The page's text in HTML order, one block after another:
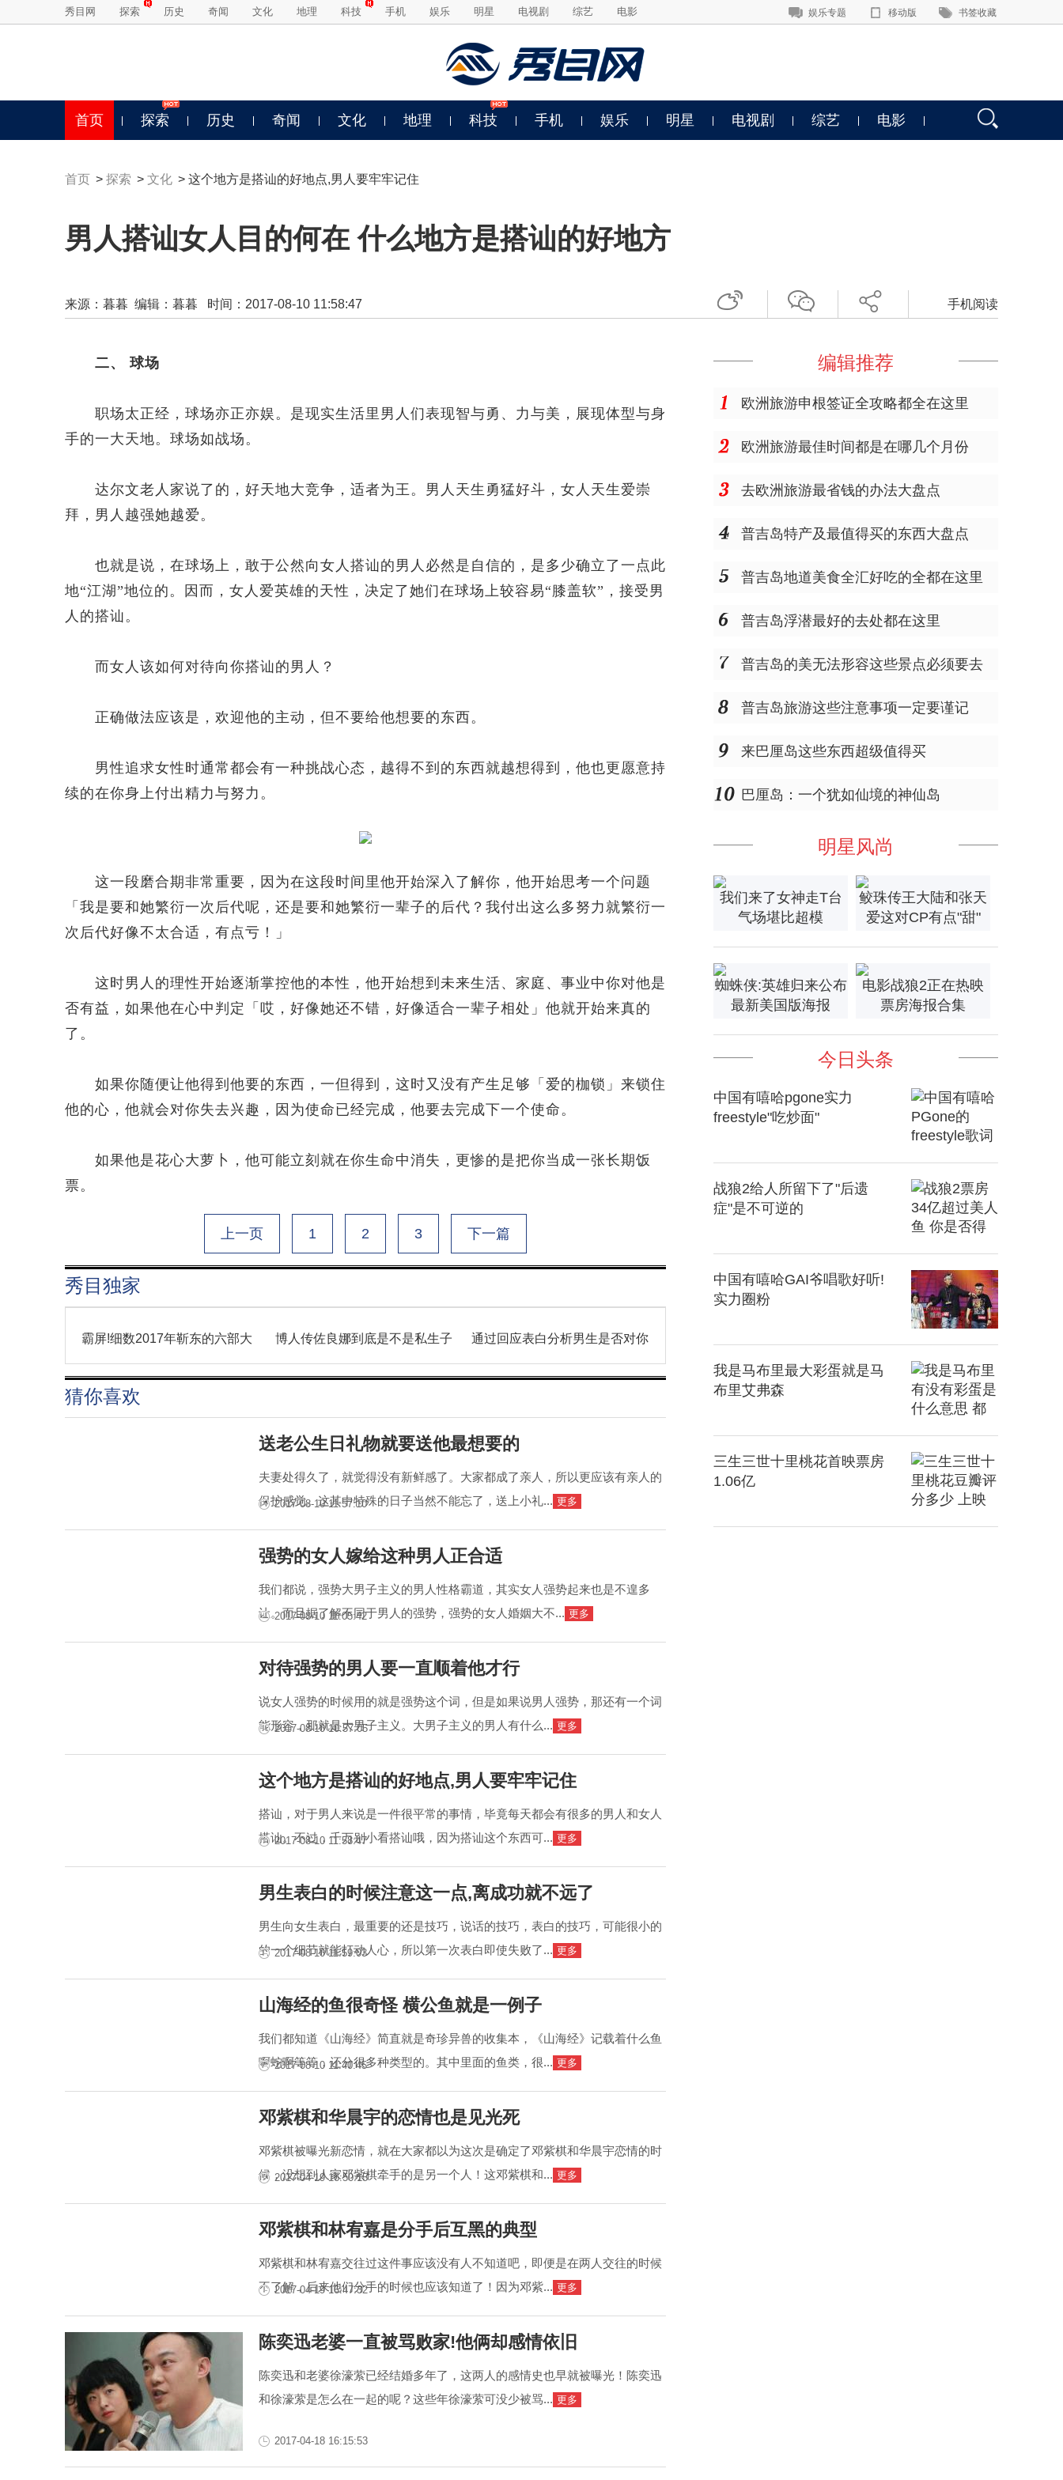
秀目网 探索 历史 奇闻 文化 地理 科技 手机 娱乐 明星 电视剧 综艺 电影 娱乐专题 移动版 书签收藏
首页 探索 历史 奇闻 文化 地理 科技 手机 娱乐 明星 电视剧 综艺 电影
首页 > 探索 > 文化 > 这个地方是搭讪的好地点,男人要牢牢记住
男人搭讪女人目的何在 什么地方是搭讪的好地方
来源： 暮暮 编辑：暮暮 时间：2017-08-10 11:58:47 手机阅读
二、 球场
职场太正经，球场亦正亦娱。是现实生活里男人们表现智与勇、力与美，展现体型与身
手的一大天地。球场如战场。
达尔文老人家说了的，好天地大竞争，适者为王。男人天生勇猛好斗，女人天生爱崇
拜，男人越强她越爱。
也就是说，在球场上，敢于公然向女人搭讪的男人必然是自信的，是多少确立了一点此
地“江湖”地位的。因而，女人爱英雄的天性，决定了她们在球场上较容易“膝盖软”，接受男
人的搭讪。
而女人该如何对待向你搭讪的男人？
正确做法应该是，欢迎他的主动，但不要给他想要的东西。
男性追求女性时通常都会有一种挑战心态，越得不到的东西就越想得到，他也更愿意持
续的在你身上付出精力与努力。
这一段磨合期非常重要，因为在这段时间里他开始深入了解你，他开始思考一个问题
「我是要和她繁衍一次后代呢，还是要和她繁衍一辈子的后代？我付出这么多努力就繁衍一
次后代好像不太合适，有点亏！」
这时男人的理性开始逐渐掌控他的本性，他开始想到未来生活、家庭、事业中你对他是
否有益，如果他在心中判定「哎，好像她还不错，好像适合一辈子相处」他就开始来真的
了。
如果你随便让他得到他要的东西，一但得到，这时又没有产生足够「爱的枷锁」来锁住
他的心，他就会对你失去兴趣，因为使命已经完成，他要去完成下一个使命。
如果他是花心大萝卜，他可能立刻就在你生命中消失，更惨的是把你当成一张长期饭
票。
上一页 1 2 3 下一篇
秀目独家
霸屏!细数2017年靳东的六部大 博人传佐良娜到底是不是私生子 通过回应表白分析男生是否对你
猜你喜欢
送老公生日礼物就要送他最想要的
夫妻处得久了，就觉得没有新鲜感了。大家都成了亲人，所以更应该有亲人的
保护感觉。这其中特殊的日子当然不能忘了，送上小礼... 更多
2017-08-10 11:57:10
强势的女人嫁给这种男人正合适
我们都说，强势大男子主义的男人性格霸道，其实女人强势起来也是不遑多
让。而且据了解不同于男人的强势，强势的女人婚姻大不... 更多
2017-08-10 11:05:42
对待强势的男人要一直顺着他才行
说女人强势的时候用的就是强势这个词，但是如果说男人强势，那还有一个词
能形容，那就是大男子主义。大男子主义的男人有什么... 更多
2017-08-10 10:57:05
这个地方是搭讪的好地点,男人要牢牢记住
搭讪，对于男人来说是一件很平常的事情，毕竟每天都会有很多的男人和女人
搭讪。不过，千万别小看搭讪哦，因为搭讪这个东西可... 更多
2017-08-10 11:58:47
男生表白的时候注意这一点,离成功就不远了
男生向女生表白，最重要的还是技巧，说话的技巧，表白的技巧，可能很小的
的一个细节就能打动人心，所以第一次表白即使失败了... 更多
2017-08-10 11:59:03
山海经的鱼很奇怪 横公鱼就是一例子
我们都知道《山海经》简直就是奇珍异兽的收集本，《山海经》记载着什么鱼
啊蛇啊等等，还分很多种类型的。其中里面的鱼类，很... 更多
2017-08-10 11:40:45
邓紫棋和华晨宇的恋情也是见光死
邓紫棋被曝光新恋情，就在大家都以为这次是确定了邓紫棋和华晨宇恋情的时
候，没想到人家邓紫棋牵手的是另一个人！这邓紫棋和... 更多
2017-04-19 16:50:15
邓紫棋和林宥嘉是分手后互黑的典型
邓紫棋和林宥嘉交往过这件事应该没有人不知道吧，即便是在两人交往的时候
不了解，后来他们分手的时候也应该知道了！因为邓紫... 更多
2017-04-19 16:47:32
陈奕迅老婆一直被骂败家!他俩却感情依旧
陈奕迅和老婆徐濠萦已经结婚多年了，这两人的感情史也早就被曝光！陈奕迅
和徐濠萦是怎么在一起的呢？这些年徐濠萦可没少被骂... 更多
2017-04-18 16:15:53
编辑推荐
欧洲旅游申根签证全攻略都全在这里
欧洲旅游最佳时间都是在哪几个月份
去欧洲旅游最省钱的办法大盘点
普吉岛特产及最值得买的东西大盘点
普吉岛地道美食全汇好吃的全都在这里
普吉岛浮潜最好的去处都在这里
普吉岛的美无法形容这些景点必须要去
普吉岛旅游这些注意事项一定要谨记
来巴厘岛这些东西超级值得买
巴厘岛：一个犹如仙境的神仙岛
明星风尚
我们来了女神走T台
气场堪比超模
鲛珠传王大陆和张天
爱这对CP有点"甜"
蜘蛛侠:英雄归来公布
最新美国版海报
电影战狼2正在热映
票房海报合集
今日头条
中国有嘻哈pgone实力
freestyle"吃炒面"
战狼2给人所留下了"后遗
症"是不可逆的
中国有嘻哈GAI爷唱歌好听!
实力圈粉
我是马布里最大彩蛋就是马
布里艾弗森
三生三世十里桃花首映票房
1.06亿